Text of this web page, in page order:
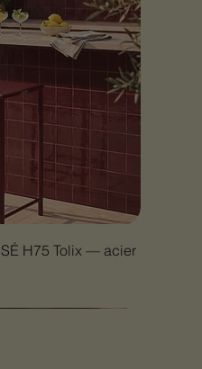
H75 Tolix — acier